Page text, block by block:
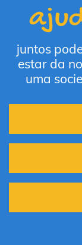
juntos
estar da
uma